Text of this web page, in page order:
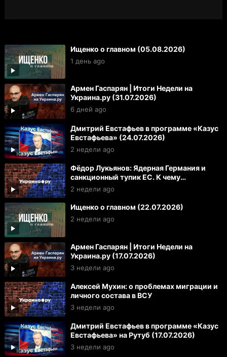
Ищенко о главном (05.08.2026)
1 день ago
Армен Гаспарян | Итоги Недели на
Украина.ру (31.07.2026)
6 дней ago
Дмитрий Евстафьев в программе «Казус
Евстафьева» (24.07.2026)
2 недели ago
Фёдор Лукьянов: Ядерная Германия и
санкционный тупик ЕС. К чему
готовиться России и Украине
2 недели ago
Ищенко о главном (22.07.2026)
2 недели ago
Армен Гаспарян | Итоги Недели на
Украина.ру (17.07.2026)
3 недели ago
Алексей Мухин: о проблемах миграции и
личного состава в ВСУ
3 недели ago
Дмитрий Евстафьев в программе «Казус
Евстафьева» на Рутуб (17.07.2026)
3 недели ago